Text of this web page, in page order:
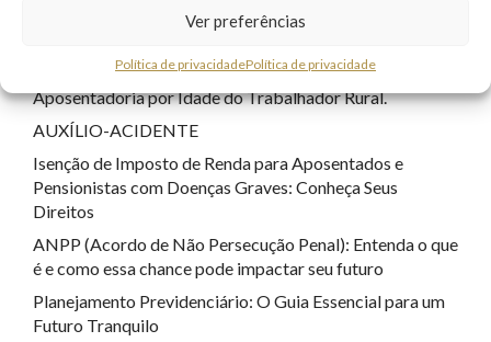
Ver preferências
Política de privacidadePolítica de privacidade
POSTS RECENTES
Aposentadoria por Idade do Trabalhador Rural.
AUXÍLIO-ACIDENTE
Isenção de Imposto de Renda para Aposentados e
Pensionistas com Doenças Graves: Conheça Seus
Direitos
ANPP (Acordo de Não Persecução Penal): Entenda o que
é e como essa chance pode impactar seu futuro
Planejamento Previdenciário: O Guia Essencial para um
Futuro Tranquilo